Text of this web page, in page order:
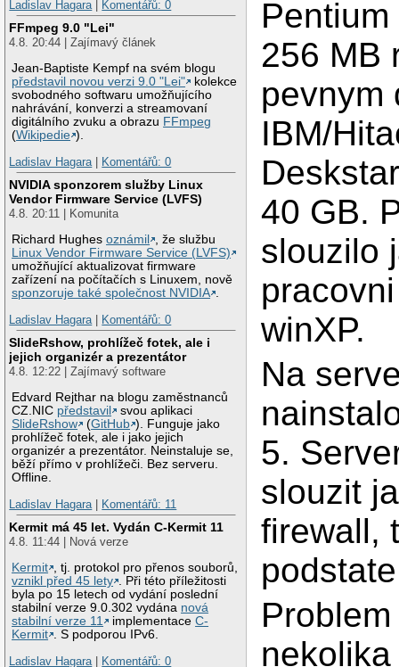
Ladislav Hagara
Komentářů: 0
FFmpeg 9.0 "Lei"
4.8. 20:44 | Zajímavý článek
Jean-Baptiste Kempf na svém blogu
představil novou verzi 9.0 "Lei"
kolekce
svobodného softwaru umožňujícího
nahrávání, konverzi a streamovaní
digitálního zvuku a obrazu FFmpeg
(Wikipedie ).
Ladislav Hagara
Komentářů: 0
NVIDIA sponzorem služby Linux
Vendor Firmware Service (LVFS)
4.8. 20:11 | Komunita
Richard Hughesoznámil
, že službu
Linux Vendor Firmware Service (LVFS)
umožňující aktualizovat firmware
zařízení na počítačích s Linuxem, nově
sponzoruje také společnost NVIDIA .
Ladislav Hagara | Komentářů: 0
SlideRshow, prohlížeč fotek, ale i
jejich organizér a prezentátor
4.8. 12:22 | Zajímavý software
Edvard Rejthar na blogu zaměstnanců
CZ.NIC představil
svou aplikaci
SlideRshow
(GitHub ). Funguje jako
prohlížeč fotek, ale i jako jejich
organizér a prezentátor. Neinstaluje se,
běží přímo v prohlížeči. Bez serveru.
Offline.
Ladislav Hagara | Komentářů: 11
Kermit má 45 let. Vydán C-Kermit 11
4.8. 11:44 | Nová verze
Kermit , tj. protokol pro přenos souborů,
vznikl před 45 lety . Při této příležitosti
byla po 15 letech od vydání poslední
stabilní verze 9.0.302 vydána nová
stabilní verze 11
implementaceC-
Kermit . S podporou IPv6.
Ladislav Hagara | Komentářů: 0
256 MB
pevnym
IBM/
40 GB.
slouzilo
winXP.
Na
5.
slouzit
firewall,